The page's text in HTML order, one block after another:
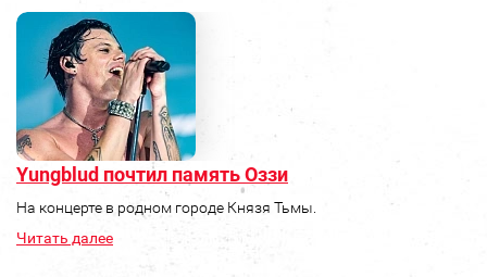
Yungblud почтил память Оззи
На концерте в родном городе Князя Тьмы.
Читать далее